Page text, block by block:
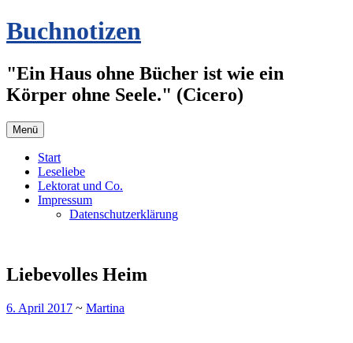
Zum
Inhalt
Buchnotizen
"Ein Haus ohne Bücher ist wie ein
Körper ohne Seele." (Cicero)
Menü
Start
Leseliebe
Lektorat und Co.
Impressum
Datenschutzerklärung
Liebevolles Heim
6. April 2017 ~ Martina